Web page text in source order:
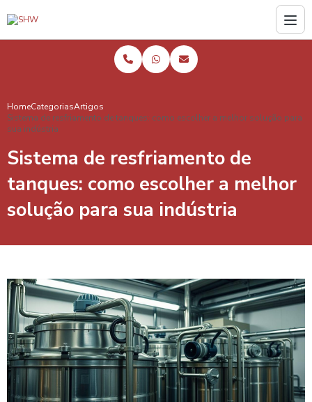
HomeCategoriasArtigos
Sistema de resfriamento de tanques: como escolher a melhor solução para
sua indústria
Sistema de resfriamento de
tanques: como escolher a melhor
solução para sua indústria